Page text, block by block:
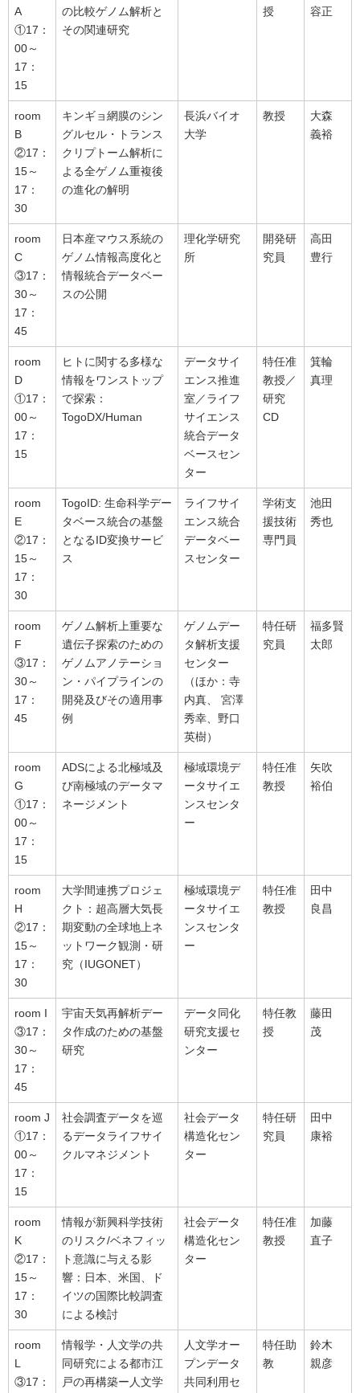
A
①17：
00～
17：
15
の比較ゲノム解析と
その関連研究
授 容正
room
B
②17：
15～
17：
30
キンギョ網膜のシン
グルセル・トランス
クリプトーム解析に
よる全ゲノム重複後
の進化の解明
長浜バイオ
大学
教授
大森
義裕
room
C
③17：
30～
17：
45
日本産マウス系統の
ゲノム情報高度化と
情報統合データベー
スの公開
理化学研究
所
開発研
究員
高田
豊行
room
D
①17：
00～
17：
15
ヒトに関する多様な
情報をワンストップ
で探索：
TogoDX/Human
データサイ
エンス推進
室／ライフ
サイエンス
統合データ
ベースセン
ター
特任准
教授／
研究
CD
箕輪
真理
room
E
②17：
15～
17：
30
TogoID: 生命科学デー
タベース統合の基盤
となるID変換サービ
ス
ライフサイ
エンス統合
データベー
スセンター
学術支
援技術
専門員
池田
秀也
room
F
③17：
30～
17：
45
ゲノム解析上重要な
遺伝子探索のための
ゲノムアノテーショ
ン・パイプラインの
開発及びその適用事
例
ゲノムデー
タ解析支援
センター
（ほか：寺
内真、 宮澤
秀幸、野口
英樹）
特任研
究員
福多賢
太郎
room
G
①17：
00～
17：
15
ADSによる北極域及
び南極域のデータマ
ネージメント
極域環境デ
ータサイエ
ンスセンタ
ー
特任准
教授
矢吹
裕伯
room
H
②17：
15～
17：
30
大学間連携プロジェ
クト：超高層大気長
期変動の全球地上ネ
ットワーク観測・研
究（IUGONET）
極域環境デ
ータサイエ
ンスセンタ
ー
特任准
教授
田中
良昌
room I
③17：
30～
17：
45
宇宙天気再解析デー
タ作成のための基盤
研究
データ同化
研究支援セ
ンター
特任教
授
藤田
茂
room J
①17：
00～
17：
15
社会調査データを巡
るデータライフサイ
クルマネジメント
社会データ
構造化セン
ター
特任研
究員
田中
康裕
room
K
②17：
15～
17：
30
情報が新興科学技術
のリスク/ベネフィッ
ト意識に与える影
響：日本、米国、ド
イツの国際比較調査
による検討
社会データ
構造化セン
ター
特任准
教授
加藤
直子
room
L
③17：
情報学・人文学の共
同研究による都市江
戸の再構築ー人文学
人文学オー
プンデータ
共同利用セ
特任助
教
鈴木
親彦